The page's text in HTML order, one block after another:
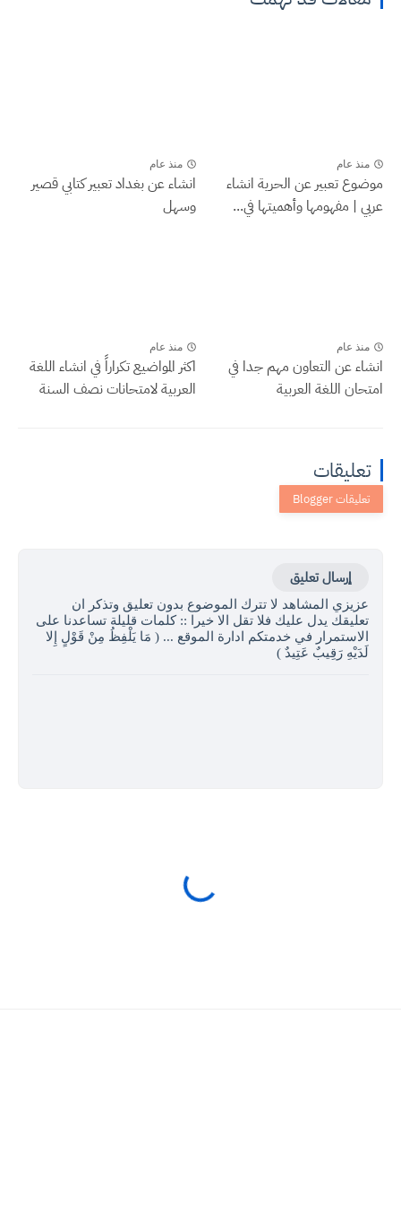
منذ عام
موضوع تعبير عن الحرية انشاء
عربي | مفهومها وأهميتها في...
منذ عام
انشاء عن بغداد تعبير كتابي قصير
وسهل
منذ عام
انشاء عن التعاون مهم جدا في
امتحان اللغة العربية
منذ عام
اكثر المواضيع تكراراً في انشاء اللغة
العربية لامتحانات نصف السنة
تعليقات
إرسال تعليق
عزيزي المشاهد لا تترك الموضوع بدون تعليق وتذكر ان
تعليقك يدل عليك فلا تقل الا خيرا :: كلمات قليلة تساعدنا على
الاستمرار في خدمتكم ادارة الموقع ... ( مَا يَلْفِظُ مِنْ قَوْلٍ إِلا
لَدَيْهِ رَقِيبٌ عَتِيدٌ )